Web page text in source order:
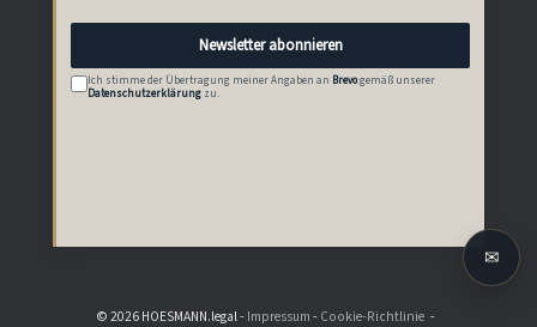
Newsletter abonnieren
Ich stimme der Übertragung meiner Angaben an Brevogemäß unserer
Datenschutzerklärung zu.
© 2026 HOESMANN.legal - Impressum- Cookie-Richtlinie
✉